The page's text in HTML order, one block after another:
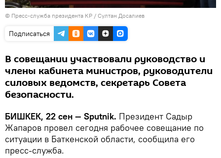
© Пресс-служба президента КР / Султан Досалиев
Подписаться
В совещании участвовали руководство и
члены кабинета министров, руководители
силовых ведомств, секретарь Совета
безопасности.
БИШКЕК, 22 сен — Sputnik. Президент Садыр
Жапаров провел сегодня рабочее совещание по
ситуации в Баткенской области, сообщила его
пресс-служба.